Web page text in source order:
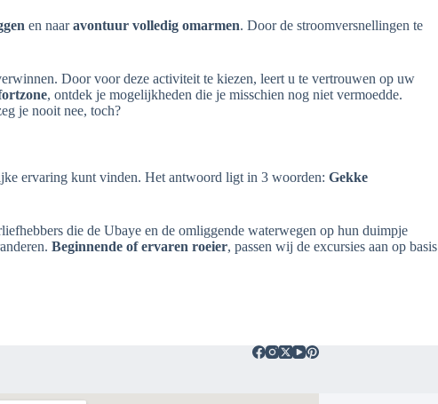
en naaravontuur volledig omarmen. Door de stroomversnellingen te
Door voor deze activiteit te kiezen, leert u te vertrouwen op uw
, ontdek je mogelijkheden die je misschien nog niet vermoedde.
je nooit nee, toch?
ervaring kunt vinden. Het antwoord ligt in 3 woorden: Gekke
die de Ubaye en de omliggende waterwegen op hun duimpje
Beginnende of ervaren roeier, passen wij de excursies aan op basis